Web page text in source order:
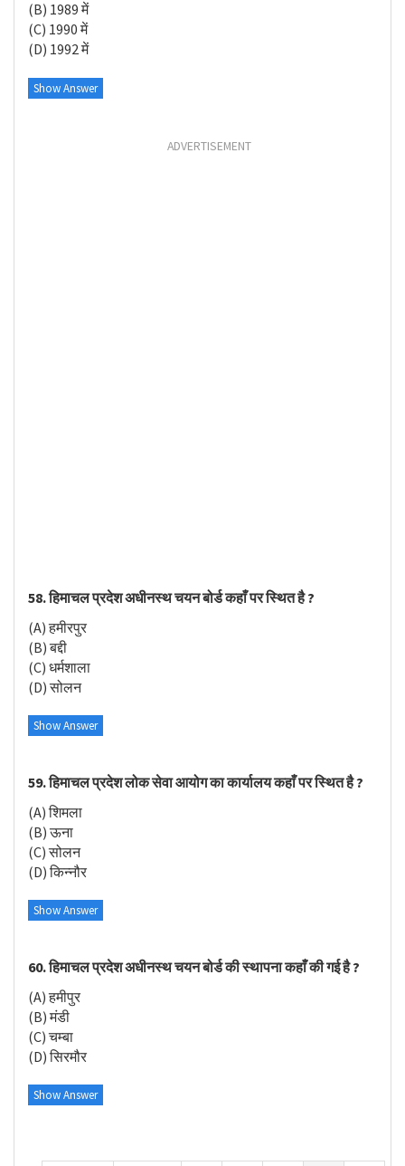
(B) 1989 में
(C) 1990 में
(D) 1992 में
Show Answer
ADVERTISEMENT
58. हिमाचल प्रदेश अधीनस्थ चयन बोर्ड कहाँ पर स्थित है ?
(A) हमीरपुर
(B) बद्दी
(C) धर्मशाला
(D) सोलन
Show Answer
59. हिमाचल प्रदेश लोक सेवा आयोग का कार्यालय कहाँ पर स्थित है ?
(A) शिमला
(B) ऊना
(C) सोलन
(D) किन्नौर
Show Answer
60. हिमाचल प्रदेश अधीनस्थ चयन बोर्ड की स्थापना कहाँ की गई है ?
(A) हमीपुर
(B) मंडी
(C) चम्बा
(D) सिरमौर
Show Answer